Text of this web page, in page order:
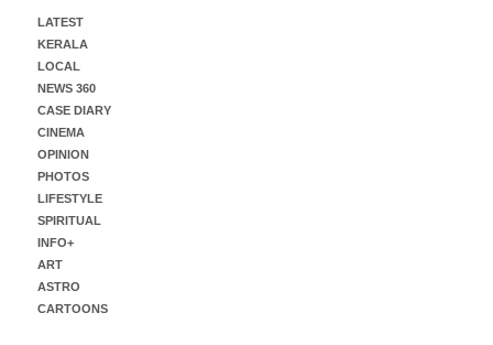
LATEST
KERALA
LOCAL
NEWS 360
CASE DIARY
CINEMA
OPINION
PHOTOS
LIFESTYLE
SPIRITUAL
INFO+
ART
ASTRO
CARTOONS